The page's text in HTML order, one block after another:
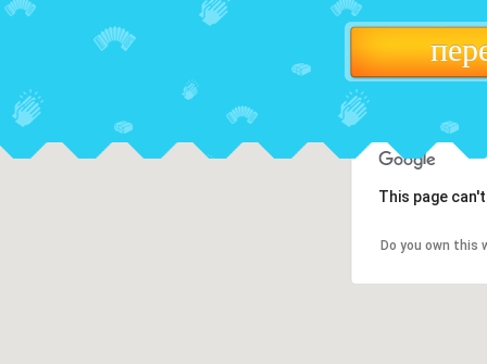
This page
Do you own this